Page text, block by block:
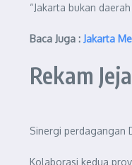
“Jakarta bukan
Baca Juga : Jakarta
Rekam
Sinergi perdagangan
Kolaborasi kedua